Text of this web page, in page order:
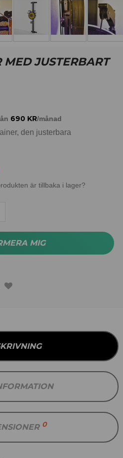
MED JUSTERBART
690 KR/månad
den justerbara
är tillbaka i lager?
MIG
0